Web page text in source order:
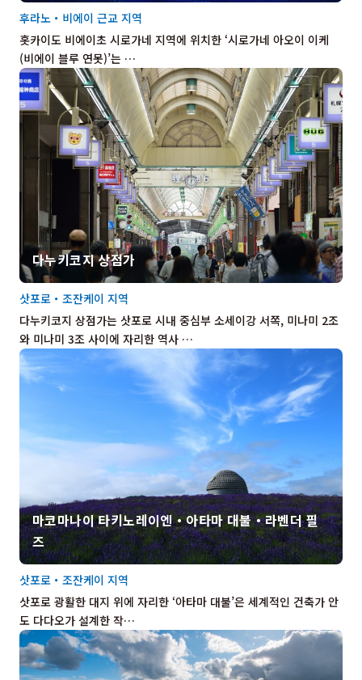
홋카이도 비에이초 시로가네 지역에 위치한 ‘시로가네 아오이 이케
(비에이 블루 연못)’는 …
후라노・비에이 근교 지역
다누키코지 상점가
다누키코지 상점가는 삿포로 시내 중심부 소세이강 서쪽, 미나미 2조
와 미나미 3조 사이에 자리한 역사 …
삿포로・조잔케이 지역
마코마나이 타키노레이엔・아타마 대불・라벤더 필
즈
삿포로 광활한 대지 위에 자리한 ‘아타마 대불’은 세계적인 건축가 안
도 다다오가 설계한 작…
삿포로・조잔케이 지역